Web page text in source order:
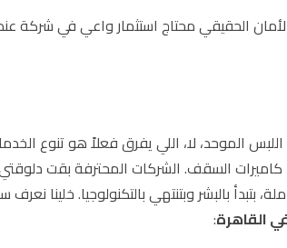
الحقيقي محتاج استثمار واعي في شركة
الموحد، لا، اللي يفرق فعلاً هو تنوع
كاميرات السقف. الشركات المحترفة بقت
بالبشر وبتنتهي بالتكنولوجيا. خلينا نعرف
القاهرة: